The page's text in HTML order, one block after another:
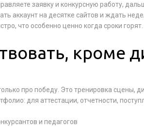
заявку и конкурсную работу,
аккаунт на десятке сайтов и ждать
что особенно ценно когда сроки горят.
кроме
про победу. Это тренировка сцены,
для аттестации, отчетности,
и педагогов